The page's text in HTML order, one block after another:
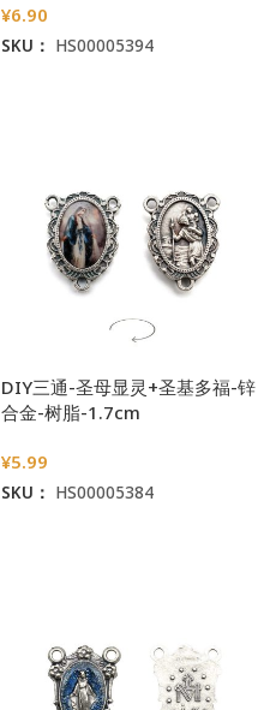
¥6.90
SKU： HS00005394
DIY三通-圣母显灵+圣基多福-锌
合金-树脂-1.7cm
¥5.99
SKU： HS00005384